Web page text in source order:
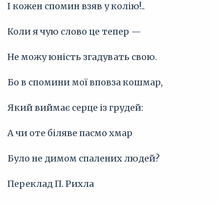
I кожен спомин взяв у колію!..
Коли я чую слово це тепер —
Не можу юність згадувать свою.
Бо в спомини мої вповза кошмар,
Який виймає серце із грудей:
А чи оте біляве пасмо хмар
Було не димом спалених людей?
Переклад П. Рихла